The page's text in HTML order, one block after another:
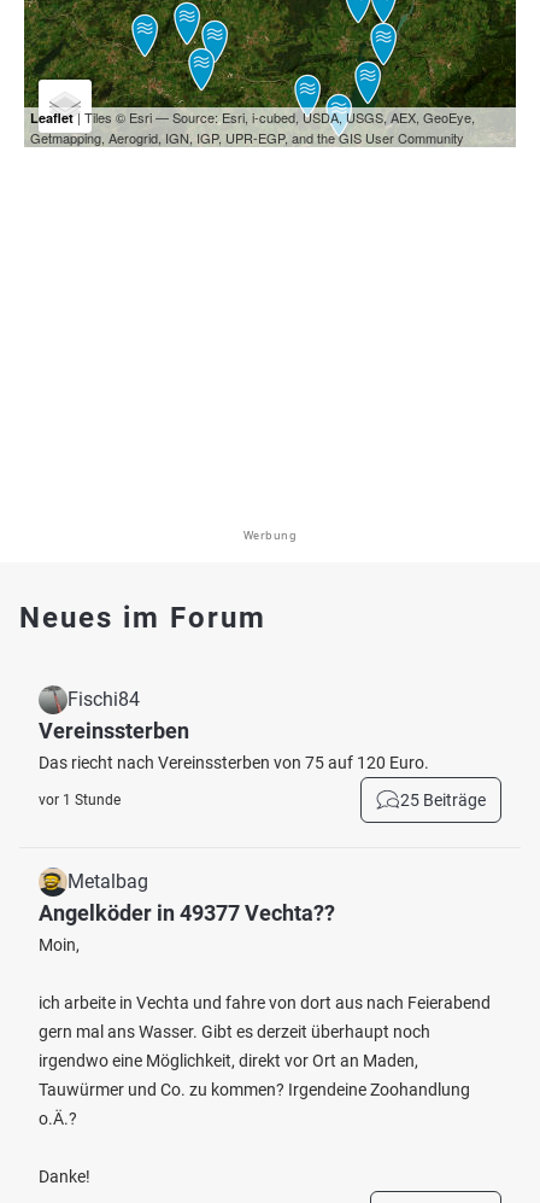
Leaflet| Tiles © Esri — Source: Esri, i-cubed, USDA, USGS, AEX, GeoEye,
Getmapping, Aerogrid, IGN, IGP, UPR-EGP, and the GIS User Community
Werbung
Neues im Forum
Fischi84
Vereinssterben
Das riecht nach Vereinssterben von 75 auf 120 Euro.
vor 1 Stunde 25 Beiträge
Metalbag
Angelköder in 49377 Vechta??
Moin,
ich arbeite in Vechta und fahre von dort aus nach Feierabend
gern mal ans Wasser. Gibt es derzeit überhaupt noch
irgendwo eine Möglichkeit, direkt vor Ort an Maden,
Tauwürmer und Co. zu kommen? Irgendeine Zoohandlung
o.Ä.?
Danke!